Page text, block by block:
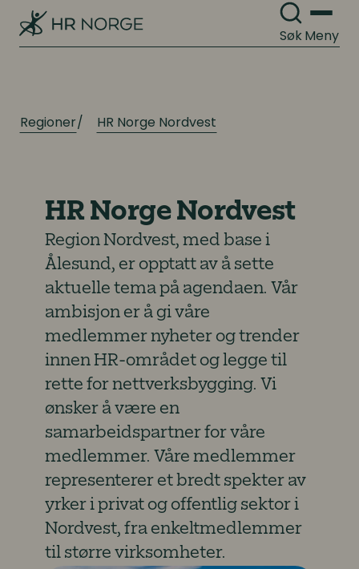
SøkMeny
Regioner HR Norge Nordvest
HR Norge Nordvest
Region Nordvest, med base i
Ålesund, er opptatt av å sette
aktuelle tema på agendaen. Vår
ambisjon er å gi våre
medlemmer nyheter og trender
innen HR-området og legge til
rette for nettverksbygging. Vi
ønsker å være en
samarbeidspartner for våre
medlemmer. Våre medlemmer
representerer et bredt spekter av
yrker i privat og offentlig sektor i
Nordvest, fra enkeltmedlemmer
til større virksomheter.